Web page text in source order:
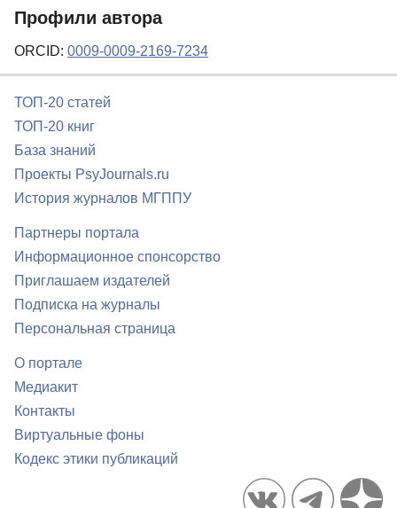
Профили автора
ORCID: 0009-0009-2169-7234
ТОП-20 статей
ТОП-20 книг
База знаний
Проекты PsyJournals.ru
История журналов МГППУ
Партнеры портала
Информационное спонсорство
Приглашаем издателей
Подписка на журналы
Персональная страница
О портале
Медиакит
Контакты
Виртуальные фоны
Кодекс этики публикаций